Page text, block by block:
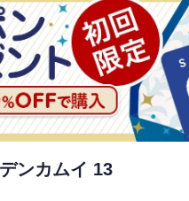
ンカムイ 13